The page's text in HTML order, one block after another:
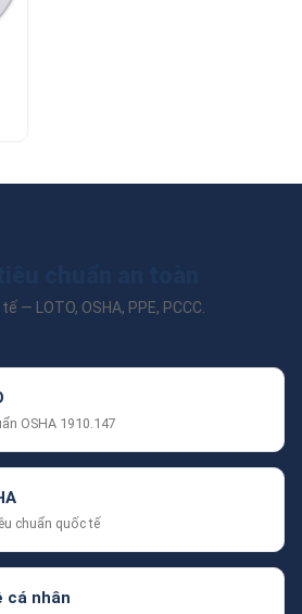
— LOTO, OSHA, PPE, PCCC.
OSHA 1910.147
chuẩn quốc tế
cá nhân